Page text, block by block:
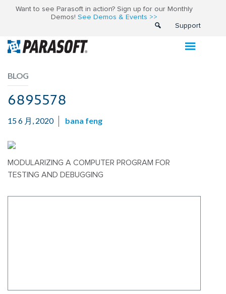
Want to see Parasoft in action? Sign up for our Monthly
Demos! See Demos & Events >>
Support
BLOG
6895578
15 6 月, 2020 bana feng
MODULARIZING A COMPUTER PROGRAM FOR
TESTING AND DEBUGGING